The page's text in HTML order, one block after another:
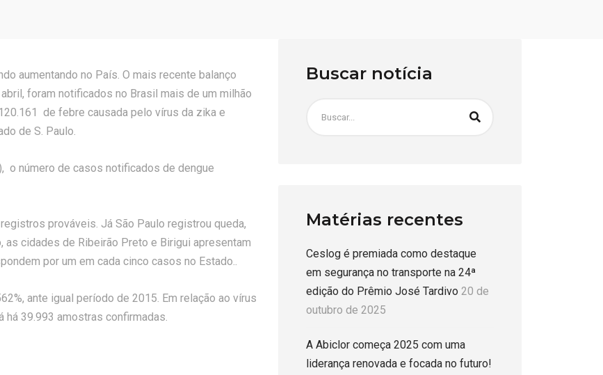
aumentando no País. O mais recente balanço
foram notificados no Brasil mais de um milhão
de febre causada pelo vírus da zika e
de S. Paulo.
o número de casos notificados de dengue
prováveis. Já São Paulo registrou queda,
as cidades de Ribeirão Preto e Birigui apresentam
por um em cada cinco casos no Estado..
ante igual período de 2015. Em relação ao vírus
39.993 amostras confirmadas.
Buscar notícia
Matérias recentes
Ceslog é premiada como destaque
em segurança no transporte na 24ª
edição do Prêmio José Tardivo 20 de
outubro de 2025
A Abiclor começa 2025 com uma
liderança renovada e focada no futuro!